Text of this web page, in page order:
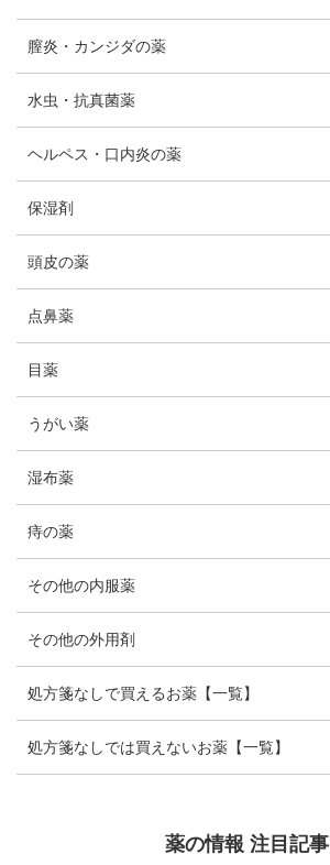
膣炎・カンジダの薬
水虫・抗真菌薬
ヘルペス・口内炎の薬
保湿剤
頭皮の薬
点鼻薬
目薬
うがい薬
湿布薬
痔の薬
その他の内服薬
その他の外用剤
処方箋なしで買えるお薬【一覧】
処方箋なしでは買えないお薬【一覧】
薬の情報 注目記事